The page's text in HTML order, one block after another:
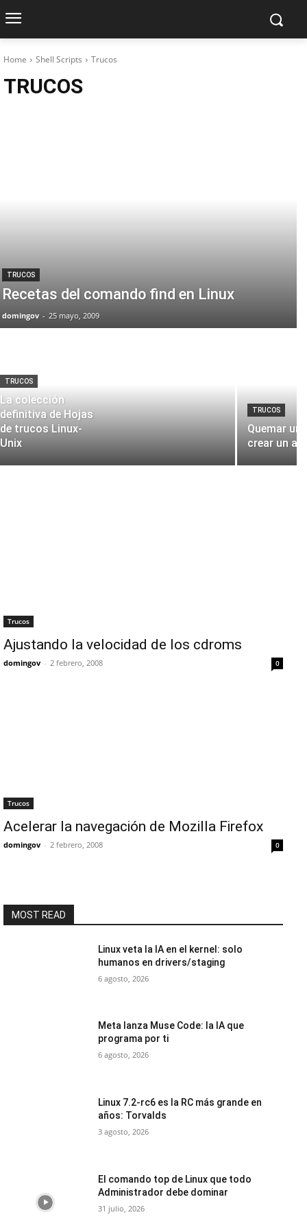
Home Shell Scripts Trucos
TRUCOS
TRUCOS
Recetas del comando find en Linux
domingov - 25 mayo, 2009
TRUCOS
La colección
definitiva de Hojas
de trucos Linux-
Unix
TRUCOS
Quemar un
crear un
Trucos
Ajustando la velocidad de los cdroms
domingov - 2 febrero, 2008 0
Trucos
Acelerar la navegación de Mozilla Firefox
domingov - 2 febrero, 2008 0
MOST READ
Linux veta la IA en el kernel: solo
humanos en drivers/staging
6 agosto, 2026
Meta lanza Muse Code: la IA que
programa por ti
6 agosto, 2026
Linux 7.2-rc6 es la RC más grande en
años: Torvalds
3 agosto, 2026
El comando top de Linux que todo
Administrador debe dominar
31 julio, 2026